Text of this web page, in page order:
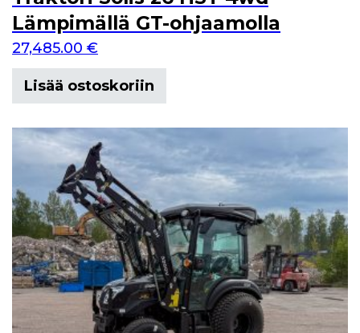
Lämpimällä GT-ohjaamolla
27,485.00 €
Lisää ostoskoriin